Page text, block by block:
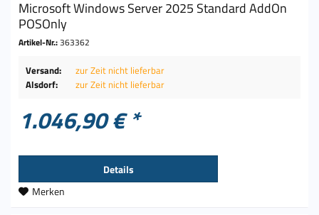
Microsoft Windows Server 2025 Standard AddOn
POSOnly
Artikel-Nr.:363362
Versand:
zur Zeit nicht lieferbar
Alsdorf:
zur Zeit nicht lieferbar
1.046,90 € *
Details
Merken